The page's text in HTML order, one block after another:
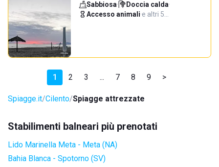
Sabbiosa· Doccia calda·
Accesso animali·e altri 5…
1 2 3 ... 7 8 9 >
Spiagge.it Cilento Spiagge attrezzate
Stabilimenti balneari più prenotati
Lido Marinella Meta - Meta (NA)
Bahia Blanca - Spotorno (SV)